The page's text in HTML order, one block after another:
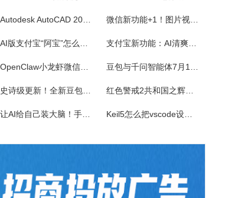
《超级台球大师》是一款能成为荣耀王者的桌球游戏，排位赛的玩法真的太！爽！啦！游戏还原了真实的8球和斯诺克玩法，简单易上手的操作方式，真实的物理反馈，配以炫酷的动画特效，加上激动人心的赛事。我们在线上为广大球友准备了一个丰富多彩的桌球竞技世界。
佳能Canon imageFORCE C5150 驱动
Autodesk AutoCAD 2014安装教程 微信新功能+1！图片视频合并功能来了
AI版支付宝“阿宝”怎么用？右滑切换方法与内测邀请码获取指南 支付宝新功能：AI清爽版“阿宝”公测！
OpenClaw小龙虾微信接入教程：服务器部署、API Key配置 豆包与千问智能体7月15日下线！附3步完整数据备份与导出教程
史诗级更新！全新豆包视频通话功能来了 红色警戒2共和国之辉快捷键
让AI给自己装大脑！手把手教你学会安装使用Agent Skill Keil5怎么把vscode设置外部编辑器